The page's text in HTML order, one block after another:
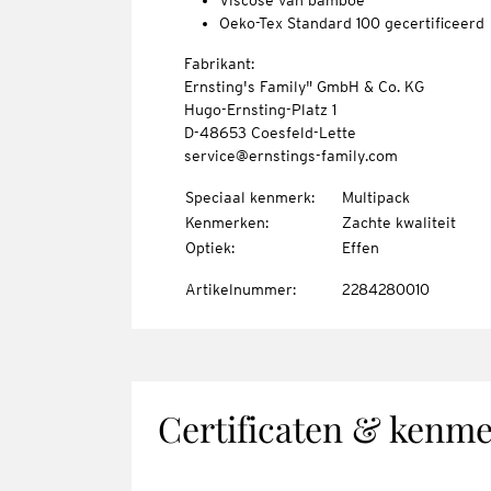
Oeko-Tex Standard 100 gecertificeerd
Fabrikant:
Ernsting's Family" GmbH & Co. KG
Hugo-Ernsting-Platz 1
D-48653 Coesfeld-Lette
service@ernstings-family.com
Speciaal kenmerk:
Multipack
Kenmerken:
Zachte kwaliteit
Optiek: Effen
Artikelnummer: 2284280010
Certificaten &